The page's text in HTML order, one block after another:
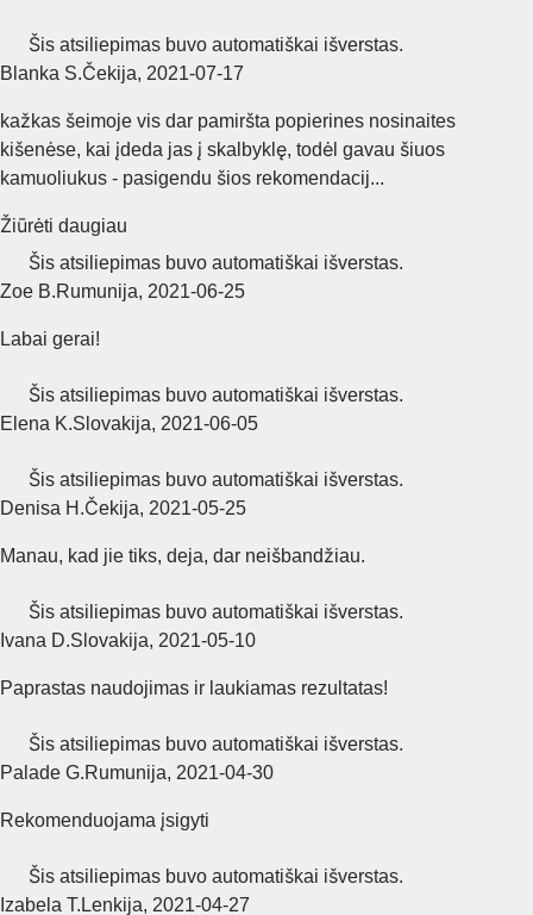
Šis atsiliepimas buvo automatiškai išverstas.
Blanka S.Čekija, 2021‑07‑17
kažkas šeimoje vis dar pamiršta popierines nosinaites
kišenėse, kai įdeda jas į skalbyklę, todėl gavau šiuos
kamuoliukus - pasigendu šios rekomendacij...
Žiūrėti daugiau
Šis atsiliepimas buvo automatiškai išverstas.
Zoe B.Rumunija, 2021‑06‑25
Labai gerai!
Šis atsiliepimas buvo automatiškai išverstas.
Elena K.Slovakija, 2021‑06‑05
Šis atsiliepimas buvo automatiškai išverstas.
Denisa H.Čekija, 2021‑05‑25
Manau, kad jie tiks, deja, dar neišbandžiau.
Šis atsiliepimas buvo automatiškai išverstas.
Ivana D.Slovakija, 2021‑05‑10
Paprastas naudojimas ir laukiamas rezultatas!
Šis atsiliepimas buvo automatiškai išverstas.
Palade G.Rumunija, 2021‑04‑30
Rekomenduojama įsigyti
Šis atsiliepimas buvo automatiškai išverstas.
Izabela T. Lenkija, 2021‑04‑27